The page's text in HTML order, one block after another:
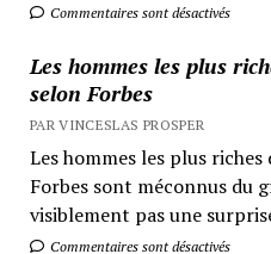
Commentaires sont désactivés
Les hommes les plus
selon Forbes
PAR VINCESLAS PROSPER
Les hommes les plus
Forbes sont méconnus du
visiblement pas une
Commentaires sont désactivés